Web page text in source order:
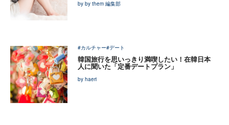
by by them 編集部
#カルチャー#デート
韓国旅行を思いっきり満喫したい！在韓日本
人に聞いた「定番デートプラン」
by haeri